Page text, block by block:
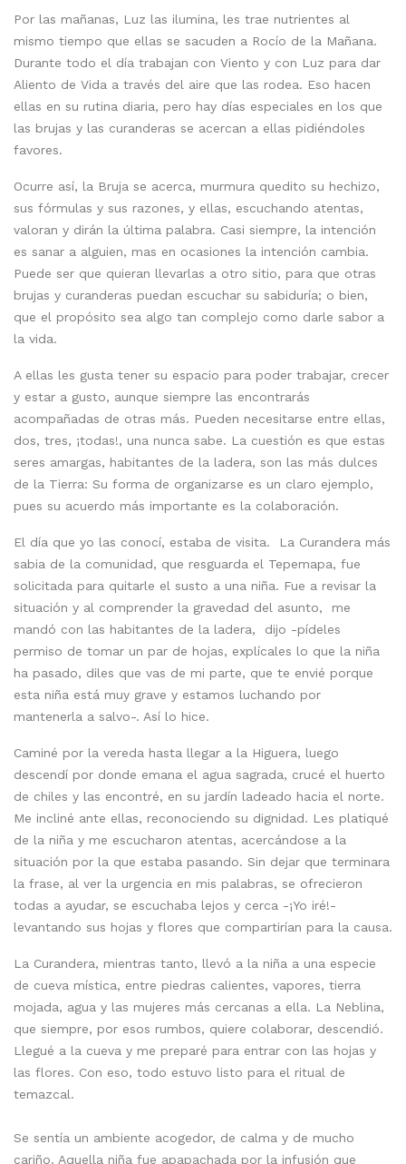
Por las mañanas, Luz las ilumina, les trae nutrientes al
mismo tiempo que ellas se sacuden a Rocío de la Mañana.
Durante todo el día trabajan con Viento y con Luz para dar
Aliento de Vida a través del aire que las rodea. Eso hacen
ellas en su rutina diaria, pero hay días especiales en los que
las brujas y las curanderas se acercan a ellas pidiéndoles
favores.
Ocurre así, la Bruja se acerca, murmura quedito su hechizo,
sus fórmulas y sus razones, y ellas, escuchando atentas,
valoran y dirán la última palabra. Casi siempre, la intención
es sanar a alguien, mas en ocasiones la intención cambia.
Puede ser que quieran llevarlas a otro sitio, para que otras
brujas y curanderas puedan escuchar su sabiduría; o bien,
que el propósito sea algo tan complejo como darle sabor a
la vida.
A ellas les gusta tener su espacio para poder trabajar, crecer
y estar a gusto, aunque siempre las encontrarás
acompañadas de otras más. Pueden necesitarse entre ellas,
dos, tres, ¡todas!, una nunca sabe. La cuestión es que estas
seres amargas, habitantes de la ladera, son las más dulces
de la Tierra: Su forma de organizarse es un claro ejemplo,
pues su acuerdo más importante es la colaboración.
El día que yo las conocí, estaba de visita. La Curandera más
sabia de la comunidad, que resguarda el Tepemapa, fue
solicitada para quitarle el susto a una niña. Fue a revisar la
situación y al comprender la gravedad del asunto, me
mandó con las habitantes de la ladera, dijo -pídeles
permiso de tomar un par de hojas, explícales lo que la niña
ha pasado, diles que vas de mi parte, que te envié porque
esta niña está muy grave y estamos luchando por
mantenerla a salvo-. Así lo hice.
Caminé por la vereda hasta llegar a la Higuera, luego
descendí por donde emana el agua sagrada, crucé el huerto
de chiles y las encontré, en su jardín ladeado hacia el norte.
Me incliné ante ellas, reconociendo su dignidad. Les platiqué
de la niña y me escucharon atentas, acercándose a la
situación por la que estaba pasando. Sin dejar que terminara
la frase, al ver la urgencia en mis palabras, se ofrecieron
todas a ayudar, se escuchaba lejos y cerca -¡Yo iré!-
levantando sus hojas y flores que compartirían para la causa.
La Curandera, mientras tanto, llevó a la niña a una especie
de cueva mística, entre piedras calientes, vapores, tierra
mojada, agua y las mujeres más cercanas a ella. La Neblina,
que siempre, por esos rumbos, quiere colaborar, descendió.
Llegué a la cueva y me preparé para entrar con las hojas y
las flores. Con eso, todo estuvo listo para el ritual de
temazcal.
Se sentía un ambiente acogedor, de calma y de mucho
cariño. Aquella niña fue apapachada por la infusión que